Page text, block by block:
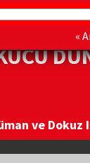
«
ve Dokuz